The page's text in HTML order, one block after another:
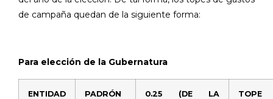
de campaña quedan de la siguiente forma:
Para elección de la Gubernatura
ENTIDAD
PADRÓN
0.25 (DE LA